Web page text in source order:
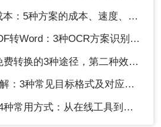
种方案的成本、速度、精度对比！
Word：3种OCR方案识别率实测！
换的3种途径，第二种效率最高！
种常见目标格式及对应操作方法！
方式：从在线工具到桌面软件全梳理！